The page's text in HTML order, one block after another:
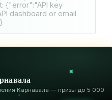
{"error":"API key
dashboard or email
✦
✦
Карнавала — призы до 5 000